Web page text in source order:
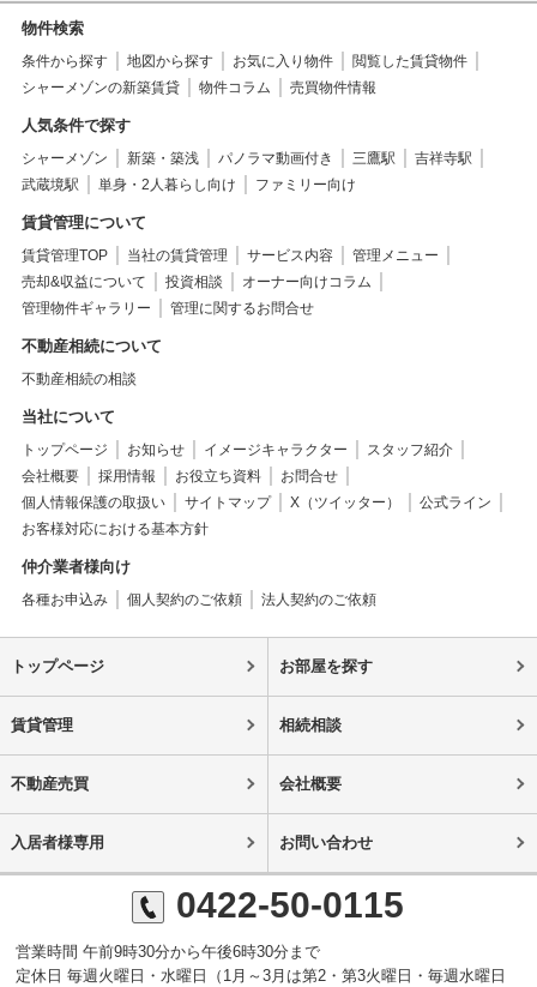
物件検索
条件から探す 地図から探す お気に入り物件
閲覧した賃貸物件
シャーメゾンの新築賃貸
物件コラム 売買物件情報
人気条件で探す
シャーメゾン 新築・築浅 パノラマ動画付き 三鷹駅
吉祥寺駅
武蔵境駅
単身・2人暮らし向け ファミリー向け
賃貸管理について
賃貸管理TOP 当社の賃貸管理 サービス内容
管理メニュー
売却&収益について
投資相談
オーナー向けコラム
管理物件ギャラリー
管理に関するお問合せ
不動産相続について
不動産相続の相談
当社について
トップページ お知らせ イメージキャラクター
スタッフ紹介
会社概要
採用情報 お役立ち資料
お問合せ
個人情報保護の取扱い
サイトマップ X（ツイッター）
公式ライン
お客様対応における基本方針
仲介業者様向け
各種お申込み 個人契約のご依頼 法人契約のご依頼
トップページ お部屋を探す
賃貸管理 相続相談
不動産売買 会社概要
入居者様専用 お問い合わせ
0422-50-0115
営業時間 午前9時30分から午後6時30分まで
定休日 毎週火曜日・水曜日（1月～3月は第2・第3火曜日・毎週水曜日